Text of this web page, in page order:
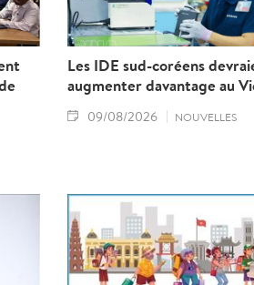
Les IDE sud-coréens
augmenter davantage au
09/08/2026 NOUVELLES